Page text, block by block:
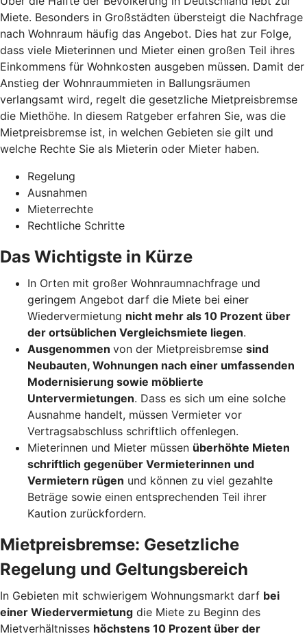
Miete. Besonders in Großstädten übersteigt die Nachfrage
nach Wohnraum häufig das Angebot. Dies hat zur Folge,
dass viele Mieterinnen und Mieter einen großen Teil ihres
Einkommens für Wohnkosten ausgeben müssen. Damit der
Anstieg der Wohnraummieten in Ballungsräumen
verlangsamt wird, regelt die gesetzliche Mietpreisbremse
die Miethöhe. In diesem Ratgeber erfahren Sie, was die
Mietpreisbremse ist, in welchen Gebieten sie gilt und
welche Rechte Sie als Mieterin oder Mieter haben.
Regelung
Ausnahmen
Mieterrechte
Rechtliche Schritte
Das Wichtigste in Kürze
In Orten mit großer Wohnraumnachfrage und
geringem Angebot darf die Miete bei einer
Wiedervermietung nicht mehr als 10 Prozent über
der ortsüblichen Vergleichsmiete liegen.
Ausgenommen von der Mietpreisbremse sind
Neubauten, Wohnungen nach einer umfassenden
Modernisierung sowie möblierte
Untervermietungen. Dass es sich um eine solche
Ausnahme handelt, müssen Vermieter vor
Vertragsabschluss schriftlich offenlegen.
Mieterinnen und Mieter müssen überhöhte Mieten
schriftlich gegenüber Vermieterinnen und
Vermietern rügen und können zu viel gezahlte
Beträge sowie einen entsprechenden Teil ihrer
Kaution zurückfordern.
Mietpreisbremse: Gesetzliche
Regelung und Geltungsbereich
In Gebieten mit schwierigem Wohnungsmarkt darf bei
einer Wiedervermietung die Miete zu Beginn des
Mietverhältnisses höchstens 10 Prozent über der